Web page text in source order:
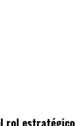
rol estratégico